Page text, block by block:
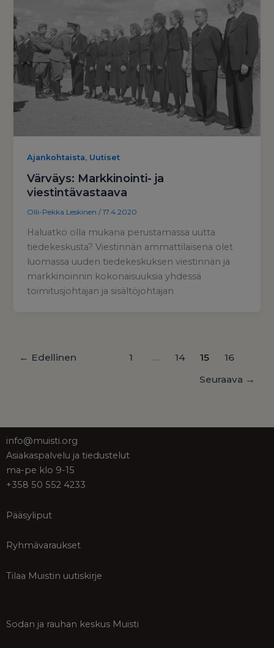
Ajankohtaista, Uutiset
Värväys: Markkinointi- ja
viestintävastaava
Olli-Pekka Leskinen/17.4.2020
Haluatko olla mukana perustamassa uutta
tiedekeskusta? Viestinnän ammattilaisena olet
luomassa uuden tiedekeskuksen viestinnän ja
markkinoinnin kokonaisuuksia yhdessä
toimitusjohtajan ja sisältöjohtajan
← Edellinen 1 … 14 15
16
Seuraava →
info@muisti.org
Asiakaspalvelu ja tiedustelut
ma-pe klo 9-15
+358 50 552 4233
Pääsyliput
Ryhmävaraukset
Tilaa Muistin uutiskirje
Sodan ja rauhan keskus Muisti